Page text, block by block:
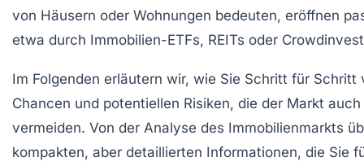
von Häusern oder Wohnungen bedeuten, eröffnen
etwa durch Immobilien-ETFs, REITs oder
Im Folgenden erläutern wir, wie Sie Schritt für
Chancen und potentiellen Risiken, die der Markt
vermeiden. Von der Analyse des Immobilienmarkts
kompakten, aber detaillierten Informationen, die Sie